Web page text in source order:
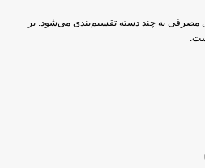
مصرفی به چند دسته تقسیم‌بندی می‌شود. بر